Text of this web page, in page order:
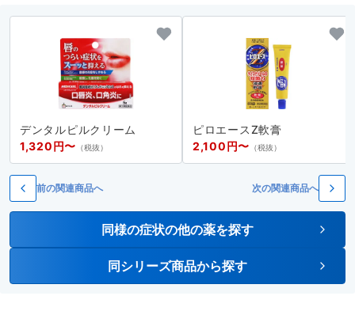
デンタルピルクリーム
1,320円〜 （税抜）
ピロエースZ軟膏
2,100円〜 （税抜）
前の関連商品へ 次の関連商品へ
同様の症状の他の薬を探す
同シリーズ商品から探す